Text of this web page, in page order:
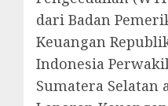
dari Badan
Keuangan
Indonesia
Sumatera Selatan